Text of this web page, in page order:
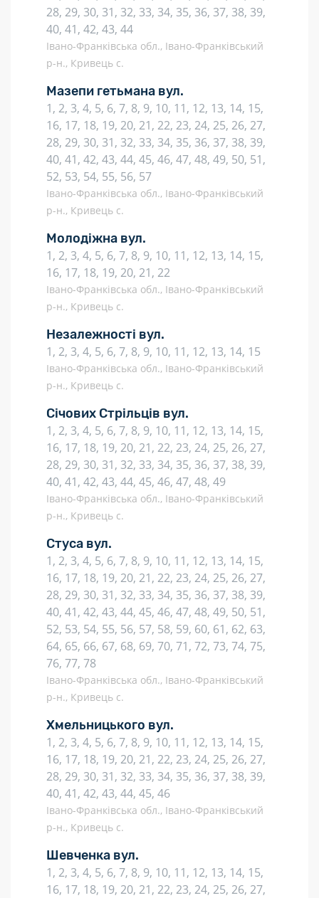
28, 29, 30, 31, 32, 33, 34, 35, 36, 37, 38, 39,
40, 41, 42, 43, 44
Івано-Франківська обл., Івано-Франківський
р-н., Кривець с.
Мазепи гетьмана вул.
1, 2, 3, 4, 5, 6, 7, 8, 9, 10, 11, 12, 13, 14, 15,
16, 17, 18, 19, 20, 21, 22, 23, 24, 25, 26, 27,
28, 29, 30, 31, 32, 33, 34, 35, 36, 37, 38, 39,
40, 41, 42, 43, 44, 45, 46, 47, 48, 49, 50, 51,
52, 53, 54, 55, 56, 57
Івано-Франківська обл., Івано-Франківський
р-н., Кривець с.
Молодіжна вул.
1, 2, 3, 4, 5, 6, 7, 8, 9, 10, 11, 12, 13, 14, 15,
16, 17, 18, 19, 20, 21, 22
Івано-Франківська обл., Івано-Франківський
р-н., Кривець с.
Незалежності вул.
1, 2, 3, 4, 5, 6, 7, 8, 9, 10, 11, 12, 13, 14, 15
Івано-Франківська обл., Івано-Франківський
р-н., Кривець с.
Січових Стрільців вул.
1, 2, 3, 4, 5, 6, 7, 8, 9, 10, 11, 12, 13, 14, 15,
16, 17, 18, 19, 20, 21, 22, 23, 24, 25, 26, 27,
28, 29, 30, 31, 32, 33, 34, 35, 36, 37, 38, 39,
40, 41, 42, 43, 44, 45, 46, 47, 48, 49
Івано-Франківська обл., Івано-Франківський
р-н., Кривець с.
Стуса вул.
1, 2, 3, 4, 5, 6, 7, 8, 9, 10, 11, 12, 13, 14, 15,
16, 17, 18, 19, 20, 21, 22, 23, 24, 25, 26, 27,
28, 29, 30, 31, 32, 33, 34, 35, 36, 37, 38, 39,
40, 41, 42, 43, 44, 45, 46, 47, 48, 49, 50, 51,
52, 53, 54, 55, 56, 57, 58, 59, 60, 61, 62, 63,
64, 65, 66, 67, 68, 69, 70, 71, 72, 73, 74, 75,
76, 77, 78
Івано-Франківська обл., Івано-Франківський
р-н., Кривець с.
Хмельницького вул.
1, 2, 3, 4, 5, 6, 7, 8, 9, 10, 11, 12, 13, 14, 15,
16, 17, 18, 19, 20, 21, 22, 23, 24, 25, 26, 27,
28, 29, 30, 31, 32, 33, 34, 35, 36, 37, 38, 39,
40, 41, 42, 43, 44, 45, 46
Івано-Франківська обл., Івано-Франківський
р-н., Кривець с.
Шевченка вул.
1, 2, 3, 4, 5, 6, 7, 8, 9, 10, 11, 12, 13, 14, 15,
16, 17, 18, 19, 20, 21, 22, 23, 24, 25, 26, 27,